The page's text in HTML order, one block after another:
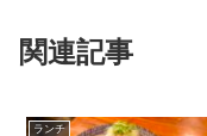
関連記事
ランチ